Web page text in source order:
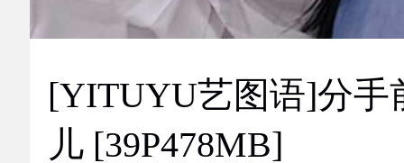
[YITUYU艺图语]分手
儿 [39P478MB]